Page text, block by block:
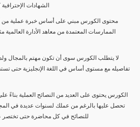
الشهادات
محتوى الكورس مبني على أساس خبرة عملية من
الممارسات المعتمدة من معاهد الأدارة العالمية
لا يتطلب الكورس سوى أن تكون مهتم بالمجال
تفاصيله مع مستوى أساس في اللغة الإنجليزية حتى
الكورس يحتوى على العديد من النصائح العملية بناءً
تحصل عليها بالرغم من عملك لسنوات عديدة في
للنصائح في كل محاضرة حتى